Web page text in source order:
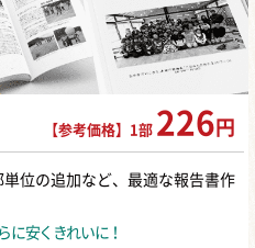
【参考価格】1部 226 円
位の追加など、最適な報告書作
に安くきれいに！